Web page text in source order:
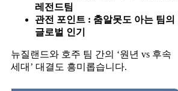
레전드팀
관전 포인트 : 춤알못도 아는 팀의
글로벌 인기
뉴질랜드와 호주 팀 간의 ‘원년 vs 후속
세대’ 대결도 흥미롭습니다.